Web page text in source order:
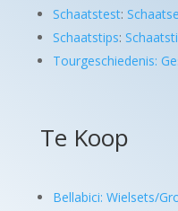
Schaatstest:
Schaatstips:
Tourgeschiedenis:
Te Koop
Bellabici: Wielsets/